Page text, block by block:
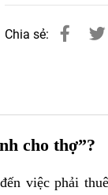
Chia sẻ:
cho thợ”?
việc phải